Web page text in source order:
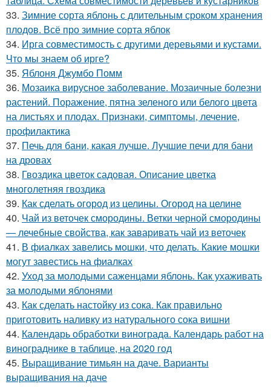
33. Зимние сорта яблонь с длительным сроком хранения
плодов. Всё про зимние сорта яблок
34. Ирга совместимость с другими деревьями и кустами.
Что мы знаем об ирге?
35. Яблоня Джумбо Помм
36. Мозаика вирусное заболевание. Мозаичные болезни
растений. Поражение, пятна зеленого или белого цвета
на листьях и плодах. Признаки, симптомы, лечение,
профилактика
37. Печь для бани, какая лучше. Лучшие печи для бани
на дровах
38. Гвоздика цветок садовая. Описание цветка
многолетняя гвоздика
39. Как сделать огород из целины. Огород на целине
40. Чай из веточек смородины. Ветки черной смородины
— лечебные свойства, как заваривать чай из веточек
41. В фиалках завелись мошки, что делать. Какие мошки
могут завестись на фиалках
42. Уход за молодыми саженцами яблонь. Как ухаживать
за молодыми яблонями
43. Как сделать настойку из сока. Как правильно
приготовить наливку из натурального сока вишни
44. Календарь обработки винограда. Календарь работ на
винограднике в таблице, на 2020 год
45. Выращивание тимьян на даче. Варианты
выращивания на даче